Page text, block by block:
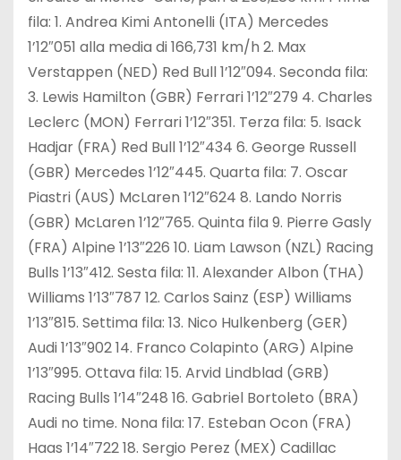
fila: 1. Andrea Kimi Antonelli (ITA) Mercedes
1’12″051 alla media di 166,731 km/h 2. Max
Verstappen (NED) Red Bull 1’12″094. Seconda fila:
3. Lewis Hamilton (GBR) Ferrari 1’12″279 4. Charles
Leclerc (MON) Ferrari 1’12″351. Terza fila: 5. Isack
Hadjar (FRA) Red Bull 1’12″434 6. George Russell
(GBR) Mercedes 1’12″445. Quarta fila: 7. Oscar
Piastri (AUS) McLaren 1’12″624 8. Lando Norris
(GBR) McLaren 1’12″765. Quinta fila 9. Pierre Gasly
(FRA) Alpine 1’13″226 10. Liam Lawson (NZL) Racing
Bulls 1’13″412. Sesta fila: 11. Alexander Albon (THA)
Williams 1’13″787 12. Carlos Sainz (ESP) Williams
1’13″815. Settima fila: 13. Nico Hulkenberg (GER)
Audi 1’13″902 14. Franco Colapinto (ARG) Alpine
1’13″995. Ottava fila: 15. Arvid Lindblad (GRB)
Racing Bulls 1’14″248 16. Gabriel Bortoleto (BRA)
Audi no time. Nona fila: 17. Esteban Ocon (FRA)
Haas 1’14″722 18. Sergio Perez (MEX) Cadillac